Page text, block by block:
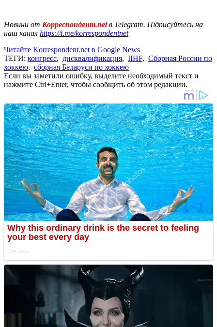
Новини от Корреспондент.netв Telegram. Підписуйтесь на
наш канал https://t.me/korrespondentnet
Читайте Korrespondent.net в Google News
ТЕГИ: конгресс, дисквалификация, IIHF, Сборная России по
хоккею, сборная Беларуси по хоккею
Если вы заметили ошибку, выделите необходимый текст и
нажмите Ctrl+Enter, чтобы сообщить об этом редакции.